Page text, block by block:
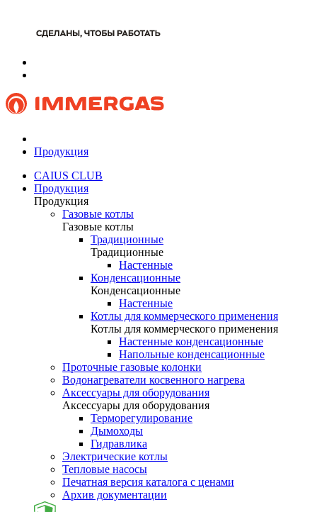
Продукция
CAIUS CLUB
Продукция
Продукция
Газовые котлы
Газовые котлы
Традиционные
Традиционные
Настенные
Конденсационные
Конденсационные
Настенные
Котлы для коммерческого применения
Котлы для коммерческого применения
Настенные конденсационные
Напольные конденсационные
Проточные газовые колонки
Водонагреватели косвенного нагрева
Аксессуары для оборудования
Аксессуары для оборудования
Терморегулирование
Дымоходы
Гидравлика
Электрические котлы
Тепловые насосы
Печатная версия каталога с ценами
Архив документации